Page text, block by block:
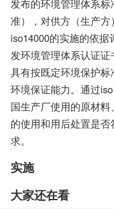
证书颁发证书的权利。
发布的环境管理体系
准），对供方（生产方
iso14000的实施的依
发环境管理体系认证
具有按既定环境保护
环境保证能力。通过
国生产厂使用的原材
的使用和用后处置是
求。
实施
大家还在看